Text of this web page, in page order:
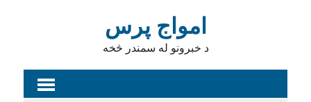
امواج پرس
د خبرونو له سمندر څخه